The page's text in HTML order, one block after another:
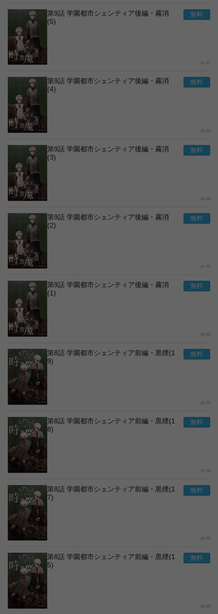
第9話 学園都市シェンティア後編・霧消
(5)
17
第9話 学園都市シェンティア後編・霧消
(4)
14
第9話 学園都市シェンティア後編・霧消
(3)
16
第9話 学園都市シェンティア後編・霧消
(2)
14
第9話 学園都市シェンティア後編・霧消
(1)
15
第8話 学園都市シェンティア前編・黒煙(1
9)
15
第8話 学園都市シェンティア前編・黒煙(1
8)
16
第8話 学園都市シェンティア前編・黒煙(1
7)
16
第8話 学園都市シェンティア前編・黒煙(1
5)
18